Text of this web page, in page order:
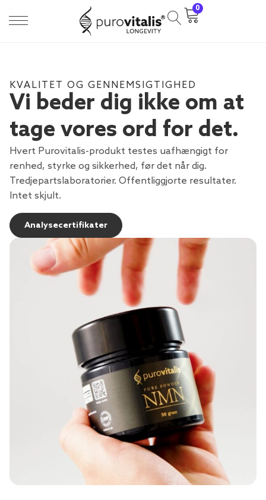
0
KVALITET OG GENNEMSIGTIGHED
Vi beder dig ikke om at
tage vores ord for det.
Hvert Purovitalis-produkt testes uafhængigt for
renhed, styrke og sikkerhed, før det når dig.
Tredjepartslaboratorier. Offentliggjorte resultater.
Intet skjult.
Analysecertifikater